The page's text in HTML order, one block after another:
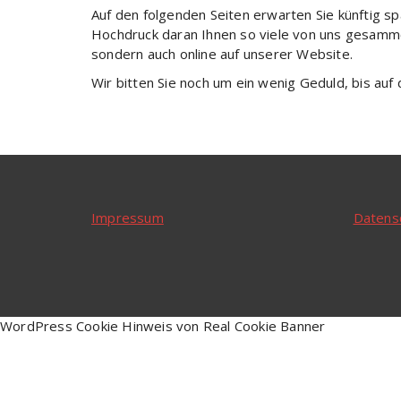
Auf den folgenden Seiten erwarten Sie künftig
Hochdruck daran Ihnen so viele von uns
sondern auch online auf unserer Website.
Wir bitten Sie noch um ein wenig Geduld, bis
Impressum
WordPress Cookie Hinweis von Real Cookie Banner